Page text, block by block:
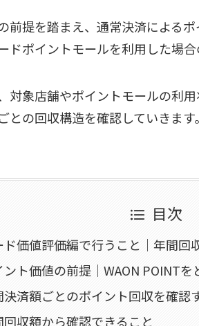
前提を踏まえ、通常決済による
ドポイントモールを利用した場合
対象店舗やポイントモールの利
との回収構造を確認していきます。
目次
ド価値評価編で行うこと｜年間回
ント価値の前提｜WAON POINT
決済額ごとのポイント回収を確認
回収額から確認できること